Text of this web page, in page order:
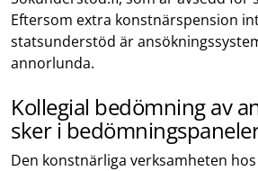
Eftersom extra konstnärspension
statsunderstöd är
annorlunda.
Kollegial bedömning av
sker i
Den konstnärliga verksamheten